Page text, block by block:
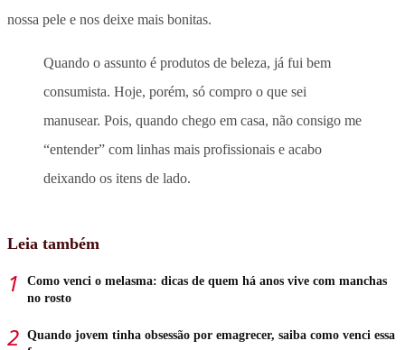
nossa pele e nos deixe mais bonitas.
Quando o assunto é produtos de beleza, já fui bem
consumista. Hoje, porém, só compro o que sei
manusear. Pois, quando chego em casa, não consigo me
“entender” com linhas mais profissionais e acabo
deixando os itens de lado.
Leia também
Como venci o melasma: dicas de quem há anos vive com manchas
no rosto
Quando jovem tinha obsessão por emagrecer, saiba como venci essa